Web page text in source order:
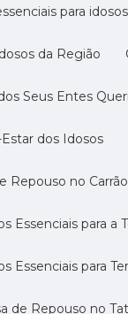
para
da Região
Seus Entes
dos Idosos
Repouso no
Essenciais para a
Essenciais para
de Repouso no